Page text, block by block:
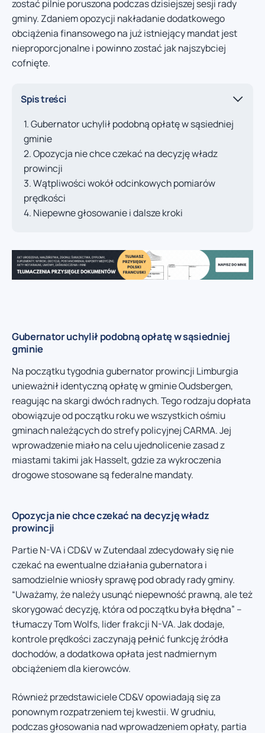
zostać pilnie poruszona podczas dzisiejszej sesji rady
gminy. Zdaniem opozycji nakładanie dodatkowego
obciążenia finansowego na już istniejący mandat jest
nieproporcjonalne i powinno zostać jak najszybciej
cofnięte.
Spis treści
Gubernator uchylił podobną opłatę w sąsiedniej
gminie
Opozycja nie chce czekać na decyzję władz
prowincji
Wątpliwości wokół odcinkowych pomiarów
prędkości
Niepewne głosowanie i dalsze kroki
Gubernator uchylił podobną opłatę w sąsiedniej
gminie
Na początku tygodnia gubernator prowincji Limburgia
unieważnił identyczną opłatę w gminie Oudsbergen,
reagując na skargi dwóch radnych. Tego rodzaju dopłata
obowiązuje od początku roku we wszystkich ośmiu
gminach należących do strefy policyjnej CARMA. Jej
wprowadzenie miało na celu ujednolicenie zasad z
miastami takimi jak Hasselt, gdzie za wykroczenia
drogowe stosowane są federalne mandaty.
Opozycja nie chce czekać na decyzję władz
prowincji
Partie N-VA i CD&V w Zutendaal zdecydowały się nie
czekać na ewentualne działania gubernatora i
samodzielnie wniosły sprawę pod obrady rady gminy.
“Uważamy, że należy usunąć niepewność prawną, ale też
skorygować decyzję, która od początku była błędna” –
tłumaczy Tom Wolfs, lider frakcji N-VA. Jak dodaje,
kontrole prędkości zaczynają pełnić funkcję źródła
dochodów, a dodatkowa opłata jest nadmiernym
obciążeniem dla kierowców.
Również przedstawiciele CD&V opowiadają się za
ponownym rozpatrzeniem tej kwestii. W grudniu,
podczas głosowania nad wprowadzeniem opłaty, partia